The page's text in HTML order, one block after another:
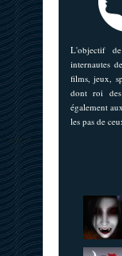
L'objectif
internautes
films, jeux,
dont roi
également
les pas de